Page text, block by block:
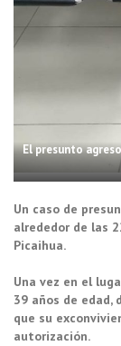
El presunto
Un caso de
alrededor de las
Picaihua.
Una vez en el
39 años de edad,
que su
autorización.